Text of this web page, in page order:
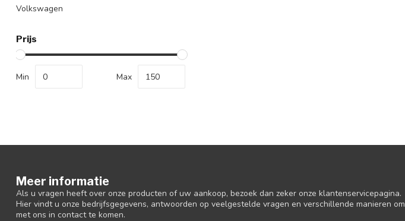
Volkswagen
Prijs
Min Max
Meer informatie
Als u vragen heeft over onze producten of uw aankoop, bezoek dan zeker onze klantenservicepagina.
Hier vindt u onze bedrijfsgegevens, antwoorden op veelgestelde vragen en verschillende manieren om
met ons in contact te komen.